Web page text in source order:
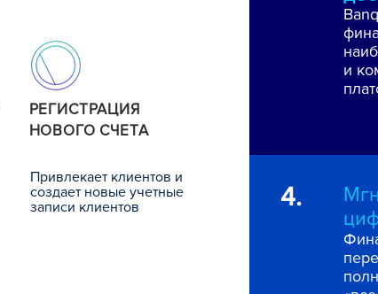
РЕГИСТРАЦИЯ
НОВОГО СЧЕТА
Привлекает клиентов и
создает новые учетные
записи клиентов
и
4.